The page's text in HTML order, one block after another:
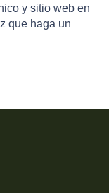
y sitio web en
que haga un